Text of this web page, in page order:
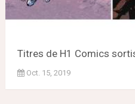
Titres de H1 Comics
Oct. 15, 2019